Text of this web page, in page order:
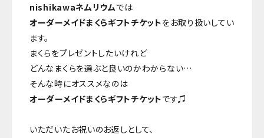
nishikawaネムリウムでは
オーダーメイドまくらギフトチケットをお取り扱いしてい
ます。
まくらをプレゼントしたいけれど
どんなまくらを選ぶと良いのかわからない…
そんな時にオススメなのは
オーダーメイドまくらギフトチケットです♫
いただいたお祝いのお返しとして、